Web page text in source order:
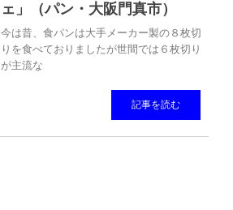
ェ」（パン・大阪門真市）
今は昔、食パンは大手メーカー製の８枚切
りを食べておりましたが世間では６枚切り
が主流な
記事を読む